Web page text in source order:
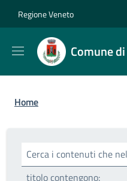
Regione Veneto
Comune
Briciole di pane
Home
Cerca i contenuti che nel
titolo contengono: